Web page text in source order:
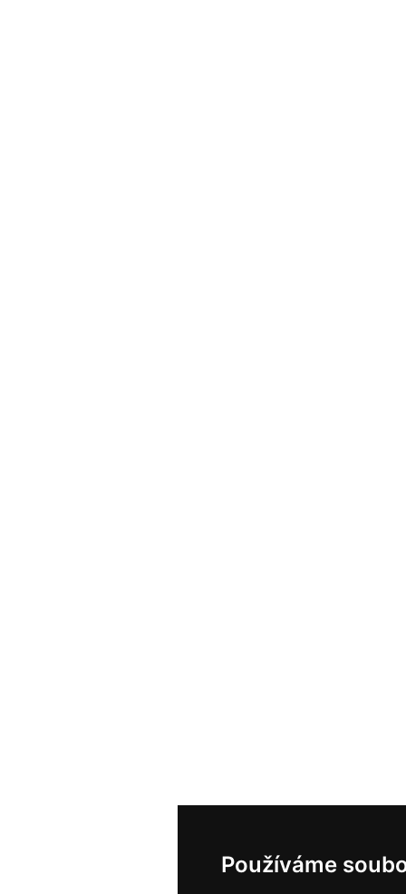
Používáme